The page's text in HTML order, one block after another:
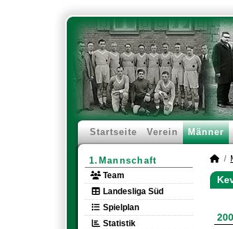
Startseite Verein Männer
1.Mannschaft
Team
Landesliga Süd
Spielplan
Statistik